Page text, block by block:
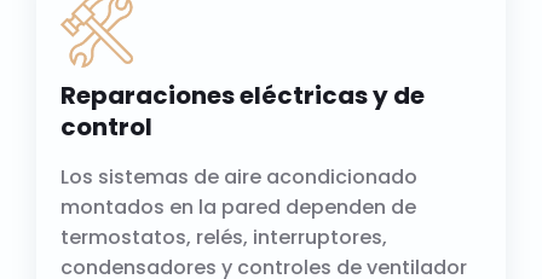
Reparaciones eléctricas y de
control
Los sistemas de aire acondicionado
montados en la pared dependen de
termostatos, relés, interruptores,
condensadores y controles de ventilador